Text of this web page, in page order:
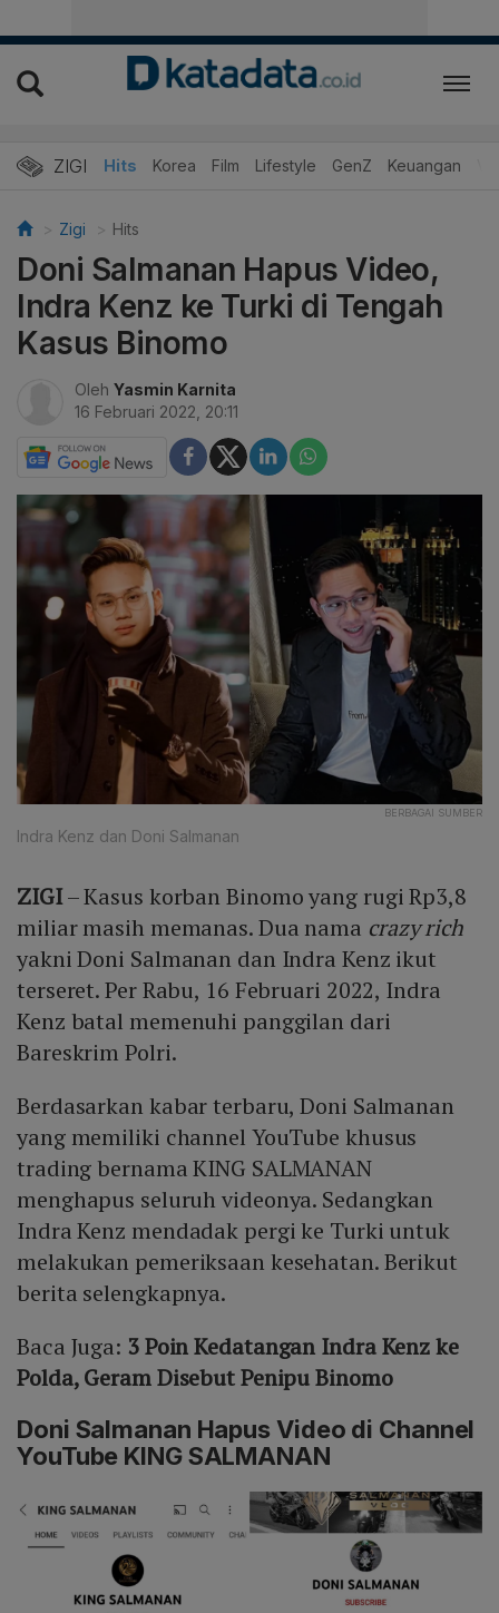
ZIGI Hits Korea Film Lifestyle GenZ Keuangan
Zigi Hits
Doni Salmanan Hapus Video,
Indra Kenz ke Turki di Tengah
Kasus Binomo
Oleh Yasmin Karnita
16 Februari 2022, 20:11
BERBAGAI SUMBER
Indra Kenz dan Doni Salmanan
ZIGI– Kasus korban Binomo yang rugi Rp3,8
miliar masih memanas. Dua nama crazy rich
yakni Doni Salmanan dan Indra Kenz ikut
terseret. Per Rabu, 16 Februari 2022, Indra
Kenz batal memenuhi panggilan dari
Bareskrim Polri.
Berdasarkan kabar terbaru, Doni Salmanan
yang memiliki channel YouTube khusus
trading bernama KING SALMANAN
menghapus seluruh videonya. Sedangkan
Indra Kenz mendadak pergi ke Turki untuk
melakukan pemeriksaan kesehatan. Berikut
berita selengkapnya.
Baca Juga: 3 Poin Kedatangan Indra Kenz ke
Polda, Geram Disebut Penipu Binomo
Doni Salmanan Hapus Video di Channel
YouTube KING SALMANAN